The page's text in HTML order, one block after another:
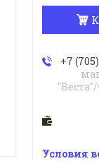
+7